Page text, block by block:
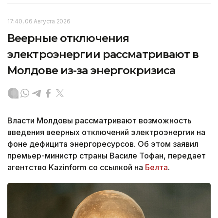
17:40, 06 Августа 2026
Веерные отключения
электроэнергии рассматривают в
Молдове из-за энергокризиса
Власти Молдовы рассматривают возможность
введения веерных отключений электроэнергии на
фоне дефицита энергоресурсов. Об этом заявил
премьер-министр страны Василе Тофан, передает
агентство Kazinform со ссылкой на Белта.